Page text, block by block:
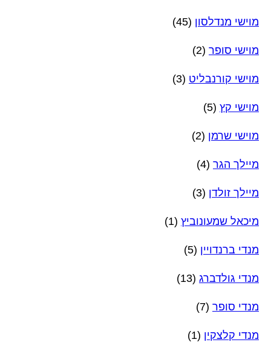
מוישי מנדלסון (45)
מוישי סופר (2)
מוישי קורנבליט (3)
מוישי קץ (5)
מוישי שרמן (2)
מיילך הגר (4)
מיילך זולדן (3)
מיכאל שמעונוביץ (1)
מנדי ברנדויין (5)
מנדי גולדברג (13)
מנדי סופר (7)
מנדי קלצקין (1)